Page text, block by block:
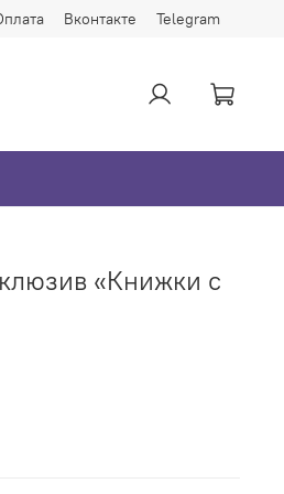
Вконтакте Telegram
«Книжки с